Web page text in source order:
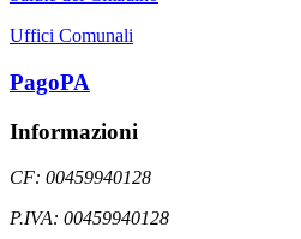
Uffici Comunali
PagoPA
Informazioni
CF: 00459940128
P.IVA: 00459940128